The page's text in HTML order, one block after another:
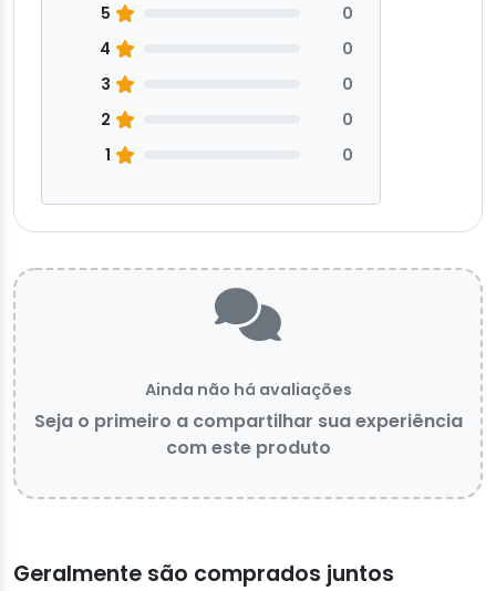
5
0
4
0
3
0
2
0
1
0
Ainda não há avaliações
Seja o primeiro a compartilhar sua experiência
com este produto
Geralmente são comprados juntos